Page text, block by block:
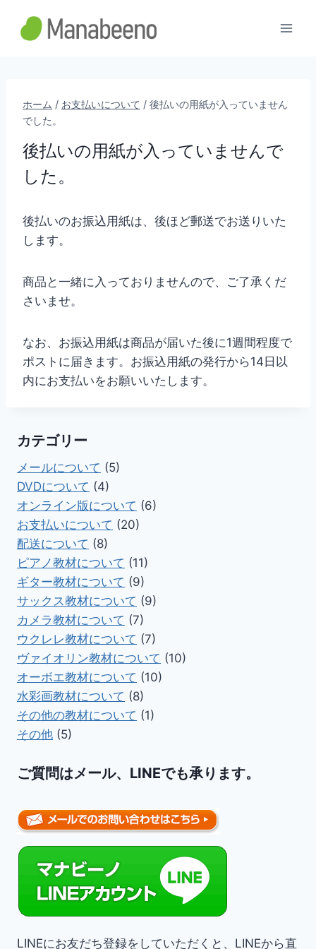
ホーム / お支払いについて / 後払いの用紙が入っていません
でした。
後払いの用紙が入っていませんで
した。
後払いのお振込用紙は、後ほど郵送でお送りいた
します。
商品と一緒に入っておりませんので、ご了承くだ
さいませ。
なお、お振込用紙は商品が届いた後に1週間程度で
ポストに届きます。お振込用紙の発行から14日以
内にお支払いをお願いいたします。
カテゴリー
メールについて (5)
DVDについて (4)
オンライン版について (6)
お支払いについて (20)
配送について (8)
ピアノ教材について (11)
ギター教材について (9)
サックス教材について (9)
カメラ教材について (7)
ウクレレ教材について (7)
ヴァイオリン教材について (10)
オーボエ教材について (10)
水彩画教材について (8)
その他の教材について (1)
その他 (5)
ご質問はメール、LINEでも承ります。
LINEにお友だち登録をしていただくと、LINEから直